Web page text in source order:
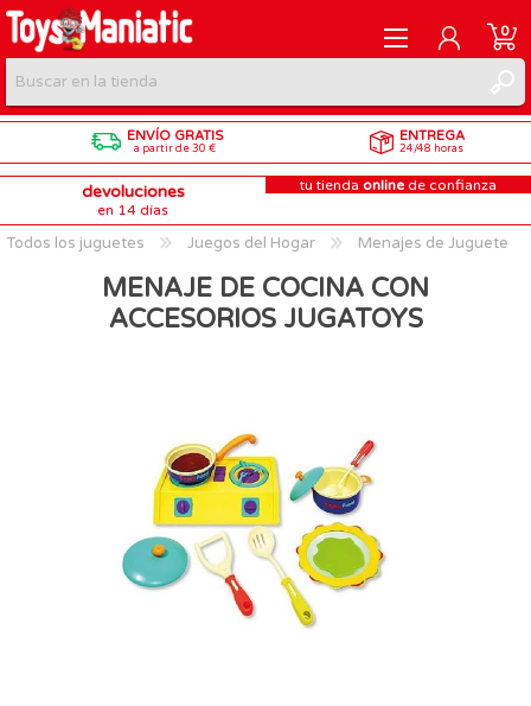
REGISTRARME
INICIAR SESIÓN
0
ENVÍO GRATIS
a partir de 30 €
ENTREGA
24/48 horas
devoluciones
en 14 días
tu tienda online de confianza
Todos los juguetes Juegos del Hogar Menajes de Juguete
MENAJE DE COCINA CON
ACCESORIOS JUGATOYS